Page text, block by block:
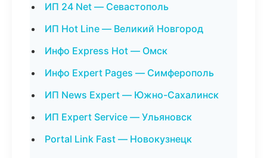
ИП 24 Net — Севастополь
ИП Hot Line — Великий Новгород
Инфо Express Hot — Омск
Инфо Expert Pages — Симферополь
ИП News Expert — Южно-Сахалинск
ИП Expert Service — Ульяновск
Portal Link Fast — Новокузнецк